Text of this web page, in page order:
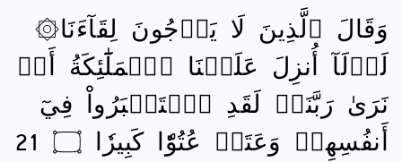
۞وَقَالَ ٱلَّذِينَ لَا يَرۡجُونَ لِقَآءَنَا
لَوۡلَآ أُنزِلَ عَلَيۡنَا ٱلۡمَلَٰٓئِكَةُ أَوۡ
نَرَىٰ رَبَّنَاۗ لَقَدِ ٱسۡتَكۡبَرُواْ فِيٓ
أَنفُسِهِمۡ وَعَتَوۡ عُتُوّٗا كَبِيرٗا ۝ 21